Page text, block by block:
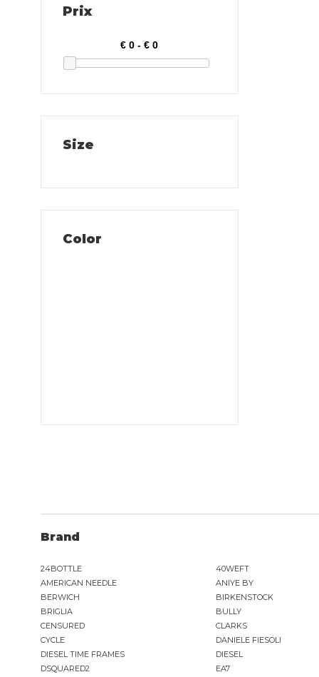
Prix
Size
Color
Brand
24BOTTLE 40WEFT
AMERICAN NEEDLE
ANIYE BY
BERWICH
BIRKENSTOCK
BRIGLIA
BULLY
CENSURED
CLARKS
CYCLE
DANIELE FIESOLI
DIESEL TIME FRAMES
DIESEL
DSQUARED2
EA7